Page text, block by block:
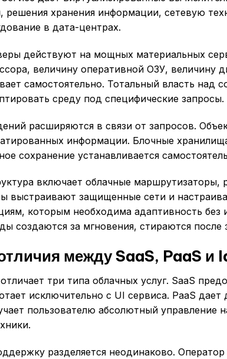
решения хранения информации, сетевую
в дата-центрах.
действуют на мощных материальных
величину оперативной ОЗУ, величину
самостоятельно. Тотальный власть над
среду под специфические запросы.
расширяются в связи от запросов.
информации. Блочные
сохранение устанавливается
включает облачные маршрутизаторы,
выстраивают защищенные сети и
которым необходима адаптивность без
создаются за мгновения, стираются после
между SaaS, PaaS и
три типа облачных услуг. SaaS
исключительно с UI сервиса. PaaS
пользователю абсолютный
разделяется неодинаково.